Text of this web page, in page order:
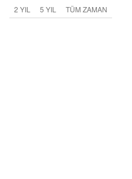
2 YIL 5 YIL TÜM ZAMAN